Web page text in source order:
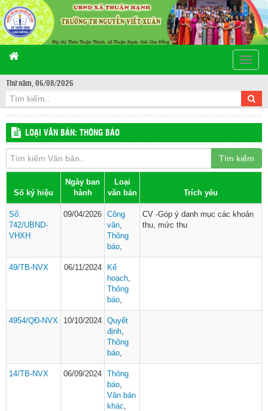
Toggle
Thứ năm, 06/08/2026
LOẠI VĂN BẢN: THÔNG BÁO
Tìm kiếm
Số ký hiệu
Ngày ban
hành
Loại
văn bản
Trích yếu
Số:
742/UBND-
VHXH
09/04/2026 Công
văn
Thông
báo
CV -Góp ý danh mục các khoản
thu, mức thu
49/TB-NVX 06/11/2024
Kế
hoạch
Thông
báo
4954/QĐ-NVX 10/10/2024 Quyết
định
Thông
báo
14/TB-NVX 06/09/2024 Thông
báo
Văn bản
khác